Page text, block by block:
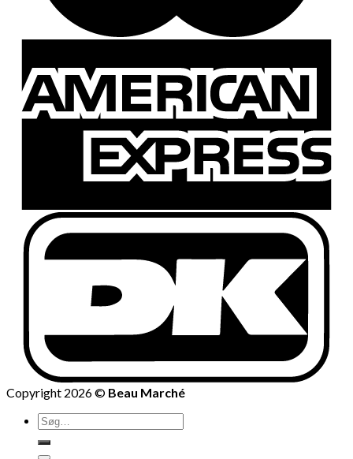
Copyright 2026 © Beau Marché
Søg
efter: